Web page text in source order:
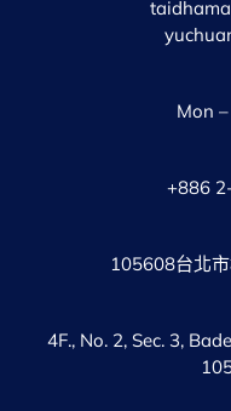
Mon
+886
105608台北
4F., No. 2, Sec. 3,